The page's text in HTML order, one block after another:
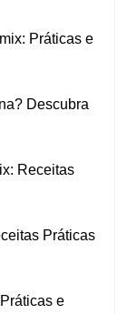
Práticas e
Descubra
Receitas
Práticas
e